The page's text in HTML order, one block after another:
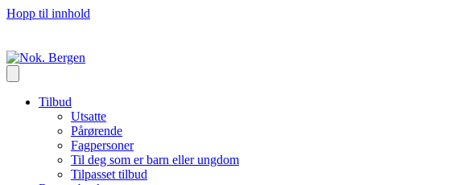
Hopp til innhold
Tilbud
Utsatte
Pårørende
Fagpersoner
Til deg som er barn eller ungdom
Tilpasset tilbud